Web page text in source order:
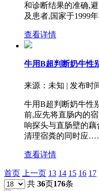
和诊断结果的准确,
及患者,国家于1999
查看详情
牛用B超判断奶牛性
来源：未知 | 发布时
牛用B超判断奶牛性
前,应先将直肠内的
响探头与直肠壁的
清理宿粪的同时应
查看详情
首页 上一页 13 14 15 16 17
共 36页176条